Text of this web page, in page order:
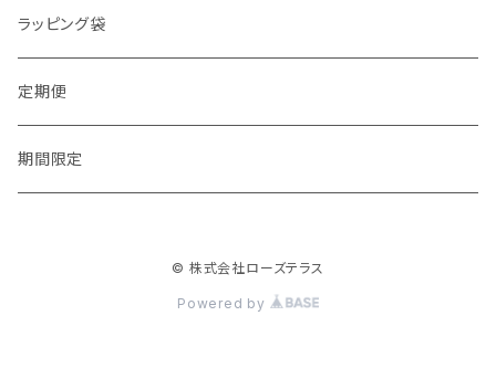
ラッピング袋
定期便
期間限定
© 株式会社ローズテラス
Powered by